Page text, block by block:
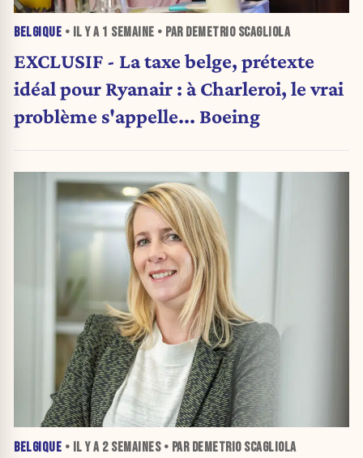
BELGIQUE • IL Y A 1 SEMAINE • PAR DEMETRIO SCAGLIOLA
EXCLUSIF - La taxe belge, prétexte
idéal pour Ryanair : à Charleroi, le vrai
problème s'appelle... Boeing
BELGIQUE • IL Y A 2 SEMAINES• PAR DEMETRIO SCAGLIOLA